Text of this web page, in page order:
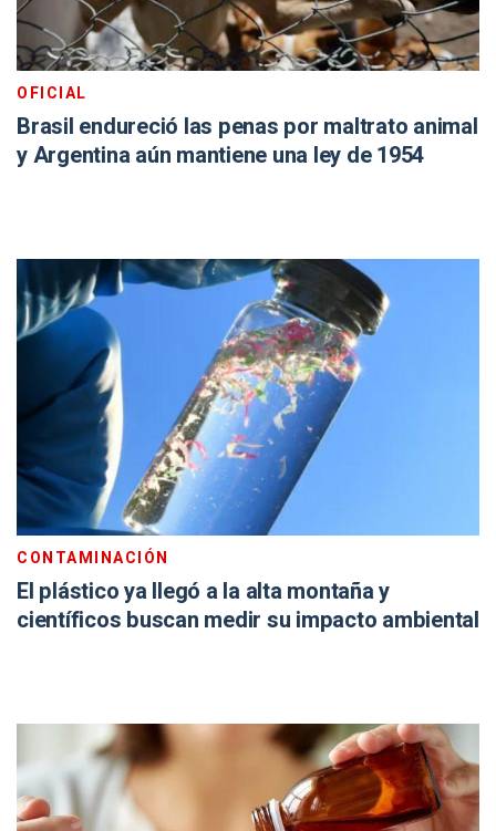
OFICIAL
Brasil endureció las penas por maltrato animal
y Argentina aún mantiene una ley de 1954
CONTAMINACIÓN
El plástico ya llegó a la alta montaña y
científicos buscan medir su impacto ambiental